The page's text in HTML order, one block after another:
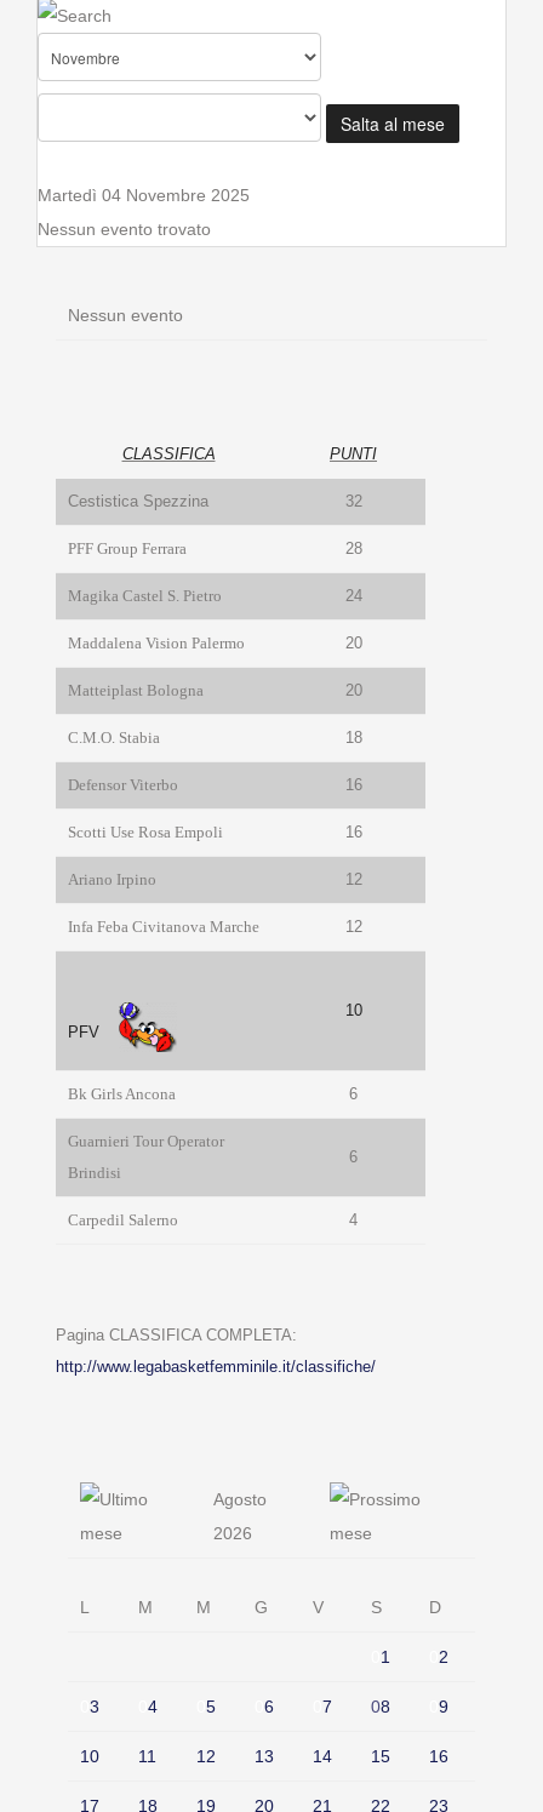
Salta al mese
Martedì 04 Novembre 2025
Nessun evento trovato
Nessun evento
CLASSIFICA PUNTI
Cestistica Spezzina 32
PFF Group Ferrara 28
Magika Castel S. Pietro 24
Maddalena Vision Palermo 20
Matteiplast Bologna 20
C.M.O. Stabia 18
Defensor Viterbo 16
Scotti Use Rosa Empoli 16
Ariano Irpino 12
Infa Feba Civitanova Marche 12
PFV
10
Bk Girls Ancona 6
Guarnieri Tour Operator
Brindisi
6
Carpedil Salerno 4
Pagina CLASSIFICA COMPLETA:
http://www.legabasketfemminile.it/classifiche/
Agosto
2026
L M M G V S D
1 2
3 4 5 6 7 08 9
10 11 12 13 14 15 16
17 18 19 20 21 22 23